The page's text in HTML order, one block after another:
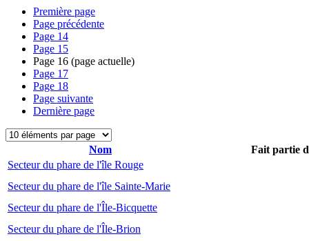
Première page
Page précédente
Page 14
Page 15
Page 16 (page actuelle)
Page 17
Page 18
Page suivante
Dernière page
Nom
Fait partie
Secteur du phare de l'île Rouge
Secteur du phare de l'île Sainte-Marie
Secteur du phare de l'Île-Bicquette
Secteur du phare de l'Île-Brion